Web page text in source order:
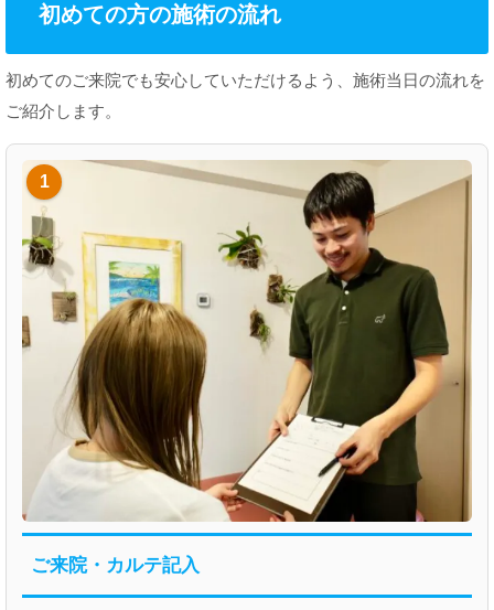
初めての方の施術の流れ
初めてのご来院でも安心していただけるよう、施術当日の流れを
ご紹介します。
1
ご来院・カルテ記入